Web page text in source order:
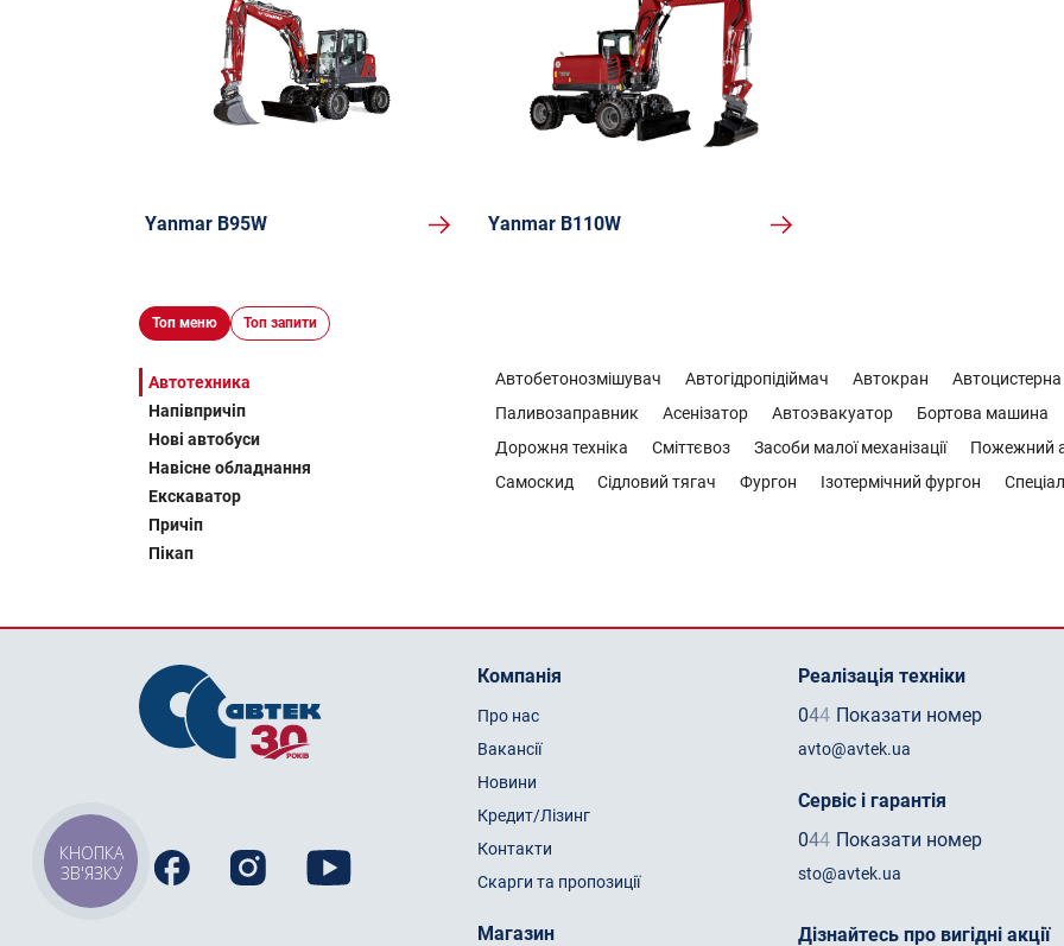
Yanmar B95W Yanmar B110W
Топ меню Топ запити
Автотехника
Напівпричіп
Нові автобуси
Навісне обладнання
Екскаватор
Причіп
Пікап
Автобетонозмішувач Автогідропідіймач Автокран
Автоцистерна
Паливозаправник
Асенізатор Автоэвакуатор
Бортова машина
Дорожня техніка
Сміттєвоз Засоби малої механізації
Пожежний
Самоскид
Сідловий тягач Фургон Ізотермічний фургон
Компанія
Про нас
Вакансії
Новини
Кредит/Лізинг
Контакти
Скарги та пропозиції
Магазин
Реалізація техніки
044 Показати номер
avto@avtek.ua
Сервіс і гарантія
044 Показати номер
sto@avtek.ua
Дізнайтесь про вигідні акції
КНОПКА
ЗВ'ЯЗКУ